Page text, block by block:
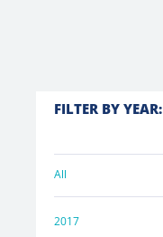
FILTER BY YEAR:
All
2017